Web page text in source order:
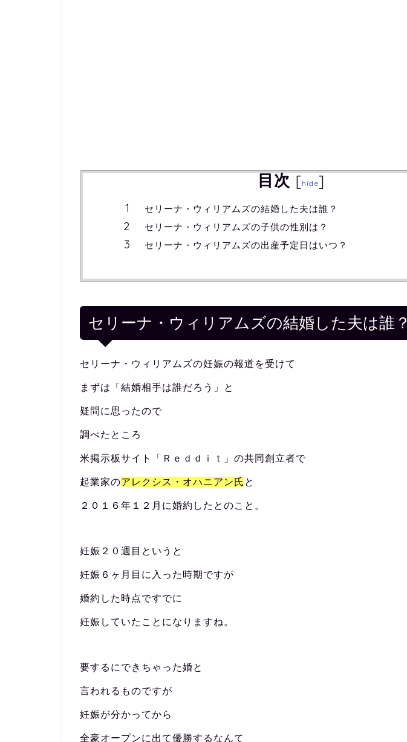
目次 [hide]
セリーナ・ウィリアムズの結婚した夫は誰？
セリーナ・ウィリアムズの子供の性別は？
セリーナ・ウィリアムズの出産予定日はいつ？
セリーナ・ウィリアムズの結婚した夫は誰？
セリーナ・ウィリアムズの妊娠の報道を受けて
まずは「結婚相手は誰だろう」と
疑問に思ったので
調べたところ
米掲示板サイト「Ｒｅｄｄｉｔ」の共同創立者で
起業家のアレクシス・オハニアン氏 と
２０１６年１２月に婚約したとのこと。
妊娠２０週目というと
妊娠６ヶ月目に入った時期ですが
婚約した時点ですでに
妊娠していたことになりますね。
要するにできちゃった婚と
言われるものですが
妊娠が分かってから
全豪オープンに出て優勝するなんて